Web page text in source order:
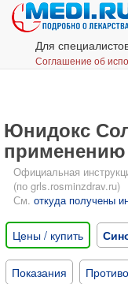
Для
Соглашение об
Юнидокс
применению
Официальная
(по grls.rosminzdrav.ru)
См. откуда получены
Цены / купить
Показания